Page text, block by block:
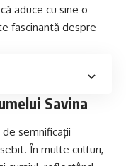
aduce cu sine o
fascinantă despre
Savina
semnificații
În multe culturi,